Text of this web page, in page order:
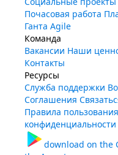
Почасовая работа
Ганта Agile
Команда
Вакансии Наши
Контакты
Ресурсы
Служба поддержки
Соглашения
Правила пользования
конфиденциальности
download on the